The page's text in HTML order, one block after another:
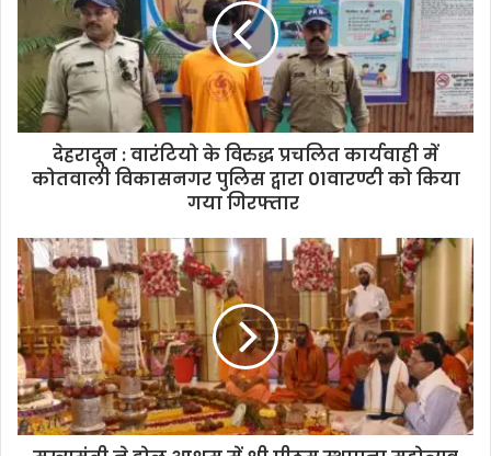
a
i
a
d
s
देहरादून : वारंटियो के विरुद्ध प्रचलित कार्यवाही में
कोतवाली विकासनगर पुलिस द्वारा 01वारण्टी को किया
गया गिरफ्तार